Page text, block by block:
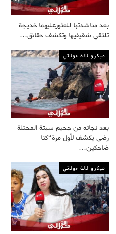
بعد مناشدتها للعثورعليهما خديجة
تلتقي شقيقيها وتكشف حقائق…
ميكرو لالة مولاتي
بعد نجاته من جحيم سبتة المحتلة
رضى يكشف لأول مرة“كنا
ضاحكين…
ميكرو لالة مولاتي